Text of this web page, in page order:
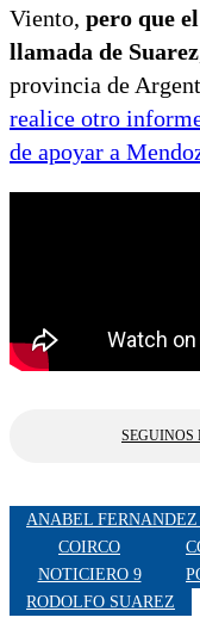
Viento, pero que
llamada de Suarez
provincia de
realice otro
de apoyar a
SEGUINOS
ANABEL
COIRCO
NOTICIERO 9
RODOLFO SUAREZ